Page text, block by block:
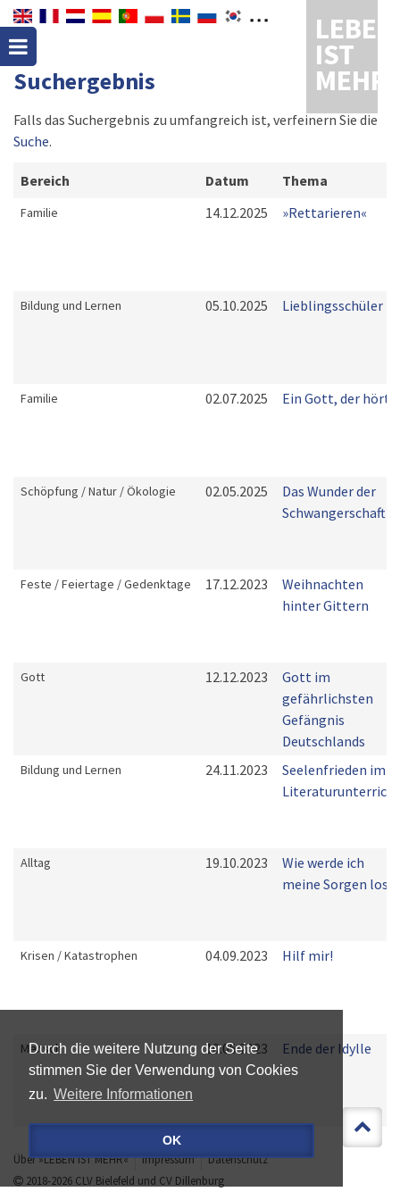
Durch die weitere Nutzung der Seite
stimmen Sie der Verwendung von Cookies
zu. Weitere Informationen
OK
LEBEN
IST
MEHR
Suchergebnis
Falls das Suchergebnis zu umfangreich ist, verfeinern Sie die
Suche.
Bereich Datum Thema
Familie 14.12.2025 »Rettarieren«
Bildung und Lernen 05.10.2025 Lieblingsschüler
Familie 02.07.2025 Ein Gott, der hört
Schöpfung / Natur / Ökologie 02.05.2025
Das Wunder der
Schwangerschaft
Feste / Feiertage / Gedenktage 17.12.2023
Weihnachten
hinter Gittern
Gott 12.12.2023
Gott im
gefährlichsten
Gefängnis
Deutschlands
Bildung und Lernen 24.11.2023
Seelenfrieden im
Literaturunterricht
Alltag 19.10.2023
Wie werde ich
meine Sorgen los?
Krisen / Katastrophen 04.09.2023 Hilf mir!
Mensch 10.05.2023 Ende der Idylle
Über »LEBEN IST MEHR« Impressum
Datenschutz
2018-2026 CLV Bielefeld und CV Dillenburg